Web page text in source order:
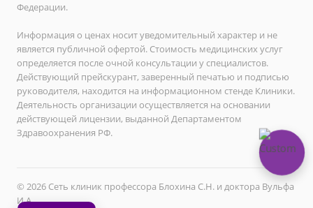
Федерации.
Информация о ценах носит уведомительный характер и не
является публичной офертой. Стоимость медицинских услуг
определяется после очной консультации у специалистов.
Действующий прейскурант, заверенный печатью и подписью
руководителя, находится на информационном стенде Клиники.
Деятельность организации осуществляется на основании
действующей лицензии, выданной Департаментом
Здравоохранения РФ.
© 2026 Сеть клиник профессора Блохина С.Н. и доктора Вульфа
И.А.